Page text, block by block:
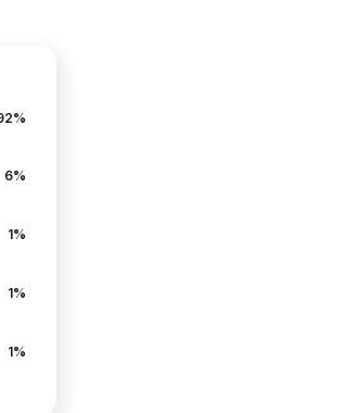
6%
1%
1%
1%